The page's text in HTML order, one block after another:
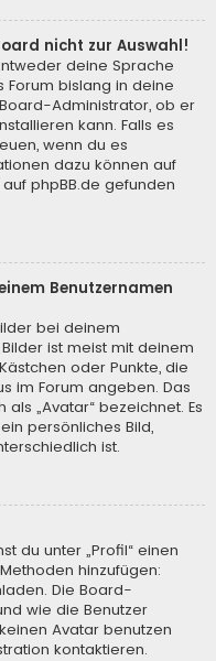
nicht zur Auswahl!
deine Sprache
bislang in deine
Administrator, ob er
kann. Falls es
wenn du es
dazu können auf
phpBB.de gefunden
Benutzernamen
bei deinem
ist meist mit deinem
oder Punkte, die
im Forum angeben. Das
„Avatar“ bezeichnet. Es
persönliches Bild,
ist.
du unter „Profil“ einen
hinzufügen:
Die Board-
wie die Benutzer
Avatar benutzen
kontaktieren.